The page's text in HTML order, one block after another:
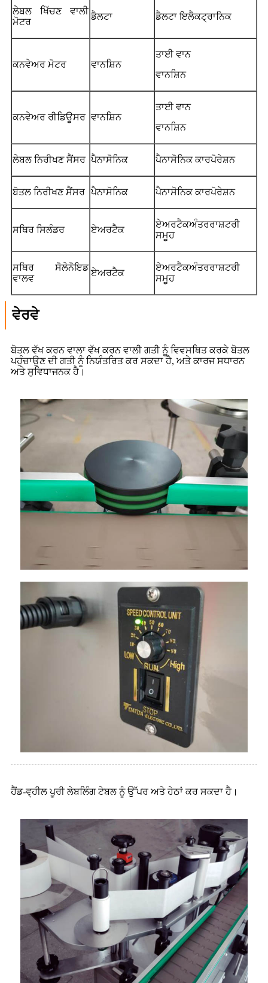
ਲੇਬਲ ਖਿੱਚਣ ਵਾਲੀ
ਮੋਟਰ
ਡੈਲਟਾ ਡੈਲਟਾ ਇਲੈਕਟ੍ਰਾਨਿਕ
ਕਨਵੇਅਰ ਮੋਟਰ ਵਾਨਸ਼ਿਨ
ਤਾਈ ਵਾਨ
ਵਾਨਸ਼ਿਨ
ਕਨਵੇਅਰ ਰੀਡਿਊਸਰ ਵਾਨਸ਼ਿਨ
ਤਾਈ ਵਾਨ
ਵਾਨਸ਼ਿਨ
ਲੇਬਲ ਨਿਰੀਖਣ ਸੈਂਸਰ ਪੈਨਾਸੋਨਿਕ ਪੈਨਾਸੋਨਿਕ ਕਾਰਪੋਰੇਸ਼ਨ
ਬੋਤਲ ਨਿਰੀਖਣ ਸੈਂਸਰ ਪੈਨਾਸੋਨਿਕ ਪੈਨਾਸੋਨਿਕ ਕਾਰਪੋਰੇਸ਼ਨ
ਸਥਿਰ ਸਿਲੰਡਰ ਏਅਰਟੈਕ
ਏਅਰਟੈਕਅੰਤਰਰਾਸ਼ਟਰੀ
ਸਮੂਹ
ਸਥਿਰ ਸੋਲੇਨੋਇਡ
ਵਾਲਵ
ਏਅਰਟੈਕ
ਏਅਰਟੈਕਅੰਤਰਰਾਸ਼ਟਰੀ
ਸਮੂਹ
ਵੇਰਵੇ
ਬੋਤਲ ਵੱਖ ਕਰਨ ਵਾਲਾ ਵੱਖ ਕਰਨ ਵਾਲੀ ਗਤੀ ਨੂੰ ਵਿਵਸਥਿਤ ਕਰਕੇ ਬੋਤਲ
ਪਹੁੰਚਾਉਣ ਦੀ ਗਤੀ ਨੂੰ ਨਿਯੰਤਰਿਤ ਕਰ ਸਕਦਾ ਹੈ, ਅਤੇ ਕਾਰਜ ਸਧਾਰਨ
ਅਤੇ ਸੁਵਿਧਾਜਨਕ ਹੈ।
ਹੈਂਡ-ਵ੍ਹੀਲ ਪੂਰੀ ਲੇਬਲਿੰਗ ਟੇਬਲ ਨੂੰ ਉੱਪਰ ਅਤੇ ਹੇਠਾਂ ਕਰ ਸਕਦਾ ਹੈ।